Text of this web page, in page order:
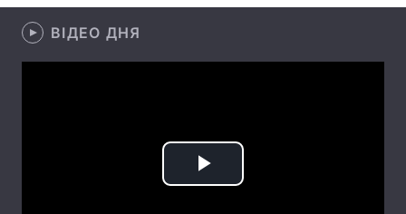
ВІДЕО ДНЯ
Play